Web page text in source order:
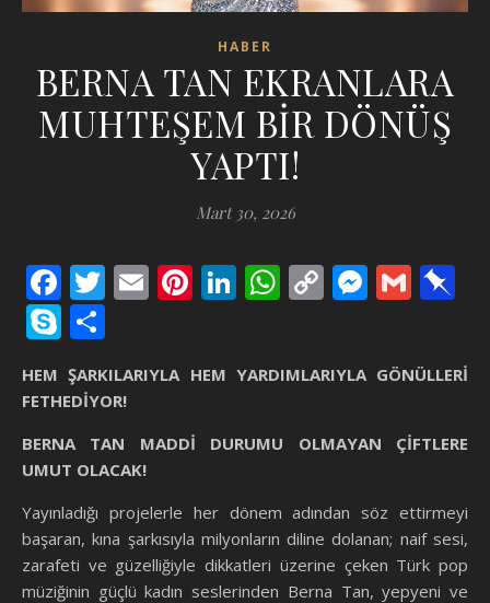
HABER
BERNA TAN EKRANLARA
MUHTEŞEM BİR DÖNÜŞ
YAPTI!
Mart 30, 2026
Facebook
Twitter
EmailPinterest
LinkedIn
WhatsApp
Copy
Link
Skype
HEM ŞARKILARIYLA HEM YARDIMLARIYLA GÖNÜLLERİ
FETHEDİYOR!
BERNA TAN MADDİ DURUMU OLMAYAN ÇİFTLERE
UMUT OLACAK!
Yayınladığı projelerle her dönem adından söz ettirmeyi
başaran, kına şarkısıyla milyonların diline dolanan; naif sesi,
zarafeti ve güzelliğiyle dikkatleri üzerine çeken Türk pop
müziğinin güçlü kadın seslerinden Berna Tan, yepyeni ve